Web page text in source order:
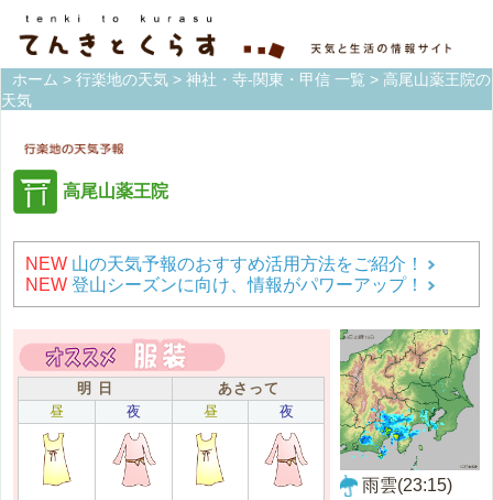
ホーム > 行楽地の天気 > 神社・寺-関東・甲信 一覧 > 高尾山薬王院の
天気
高尾山薬王院
NEW 山の天気予報のおすすめ活用方法をご紹介！
NEW 登山シーズンに向け、情報がパワーアップ！
明 日
あさって
昼
夜 昼 夜
雨雲(23:15)